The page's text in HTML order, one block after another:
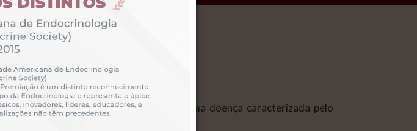
adulto é, como o próprio nome diz, uma doença caracterizada pelo